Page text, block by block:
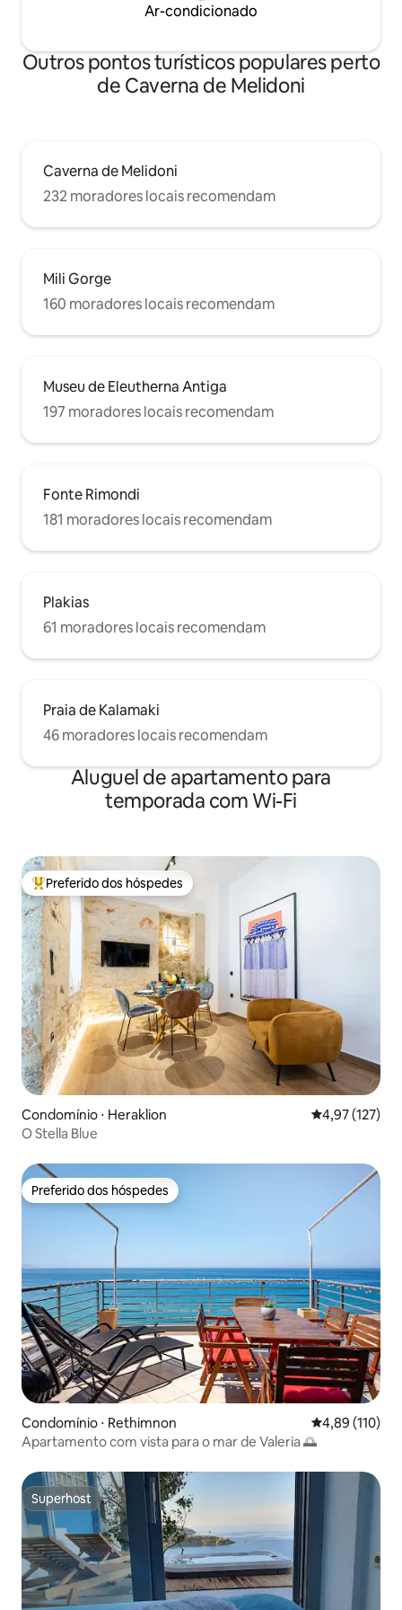
Ar-condicionado
Outros pontos turísticos populares perto
de Caverna de Melidoni
Caverna de Melidoni
232 moradores locais recomendam
Mili Gorge
160 moradores locais recomendam
Museu de Eleutherna Antiga
197 moradores locais recomendam
Fonte Rimondi
181 moradores locais recomendam
Plakias
61 moradores locais recomendam
Praia de Kalamaki
46 moradores locais recomendam
Aluguel de apartamento para
temporada com Wi-Fi
Entre os melhores preferidos dos hóspedes
Preferido dos hóspedes
Condomínio ⋅ Heraklion 4,97 de uma
4,97 (127)
O Stella Blue
Preferido dos hóspedes
Preferido dos hóspedes
Condomínio ⋅ Rethimnon 4,89 de uma
4,89 (110)
Apartamento com vista para o mar de Valeria 🌅
Superhost
Superhost